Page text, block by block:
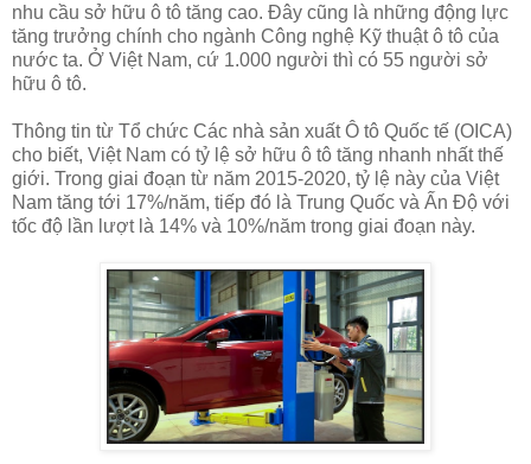
nhu cầu sở hữu ô tô tăng cao. Đây cũng là những động lực
tăng trưởng chính cho ngành Công nghệ Kỹ thuật ô tô của
nước ta. Ở Việt Nam, cứ 1.000 người thì có 55 người sở
hữu ô tô.
Thông tin từ Tổ chức Các nhà sản xuất Ô tô Quốc tế (OICA)
cho biết, Việt Nam có tỷ lệ sở hữu ô tô tăng nhanh nhất thế
giới. Trong giai đoạn từ năm 2015-2020, tỷ lệ này của Việt
Nam tăng tới 17%/năm, tiếp đó là Trung Quốc và Ấn Độ với
tốc độ lần lượt là 14% và 10%/năm trong giai đoạn này.